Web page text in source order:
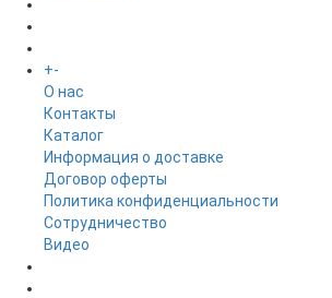
+-
O нас
Контакты
Каталог
Информация о доставке
Договор оферты
Политика конфиденциальности
Сотрудничество
Видео